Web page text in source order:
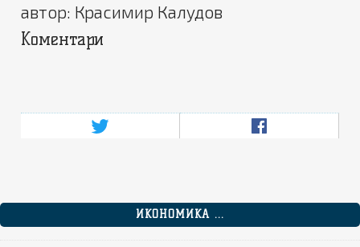
автор: Красимир Калудов
Коментари
ИКОНОМИКА ...